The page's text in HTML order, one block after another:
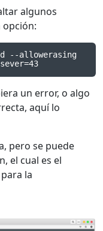
algunos
opción:
--allowerasing
un error, o algo
aquí lo
pero se puede
el cual es el
la